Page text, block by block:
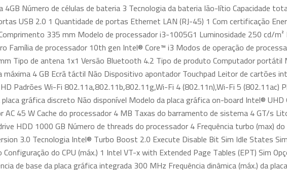
4GB Número de células de bateria 3 Tecnologia da bateria Ião-lítio Capacidade
USB 2.0 1 Quantidade de portas Ethernet LAN (RJ-45) 1 Com certificação
335 mm Modelo de processador i3-1005G1 Luminosidade 250 cd/
Família de processador 10th gen Intel® Core™ i3 Modos de operação de
Tipo de antena 1x1 Versão Bluetooth 4.2 Tipo de produto Computador
4 GB Ecrã táctil Não Dispositivo apontador Touchpad Leitor de cartões
Padrões Wi-Fi 802.11a,802.11b,802.11g,Wi-Fi 4 (802.11n),Wi-Fi 5 (802.11ac)
gráfica discreto Não disponível Modelo da placa gráfica on-board Intel®
AC 45 W Cache do processador 4 MB Taxas do barramento de sistema 4 GT/s
HDD 1000 GB Número de threads do processador 4 Frequência turbo (max)
3.0 Tecnologia Intel® Turbo Boost 2.0 Execute Disable Bit Sim Idle States
do CPU (máx.) 1 Intel VT-x with Extended Page Tables (EPT) Sim
de base da placa gráfica integrada 300 MHz Frequência dinâmica (máx.) da